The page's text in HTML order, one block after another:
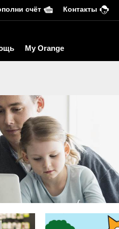
счёт Контакты
My Orange